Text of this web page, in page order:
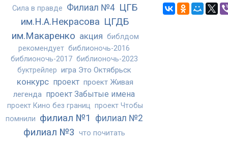
Сила в правде Филиал №4 ЦГБ
им.Н.А.Некрасова ЦГДБ
им.Макаренко акция библдом
рекомендует библионочь-2016
библионочь-2017 библионочь-2023
буктрейлер игра Это Октябрьск
конкурс проект проект Живая
легенда проект Забытые имена
проект Кино без границ проект Чтобы
помнили филиал №1 филиал №2
филиал №3 что почитать